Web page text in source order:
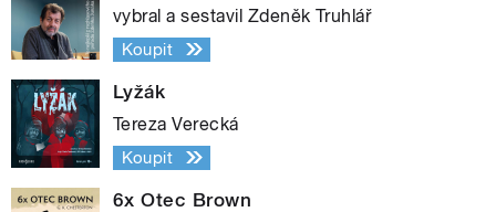
vybral a sestavil Zdeněk Truhlář
Koupit
Lyžák
Tereza Verecká
Koupit
6x Otec Brown